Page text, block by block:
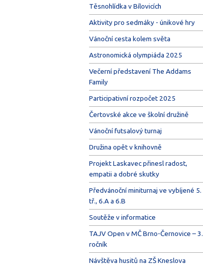
Těsnohlídka v Bílovicích
Aktivity pro sedmáky - únikové hry
Vánoční cesta kolem světa
Astronomická olympiáda 2025
Večerní představení The Addams
Family
Participativní rozpočet 2025
Čertovské akce ve školní družině
Vánoční futsalový turnaj
Družina opět v knihovně
Projekt Laskavec přinesl radost,
empatii a dobré skutky
Předvánoční miniturnaj ve vybíjené 5.
tř., 6.A a 6.B
Soutěže v informatice
TAJV Open v MČ Brno-Černovice – 3.
ročník
Návštěva husitů na ZŠ Kneslova